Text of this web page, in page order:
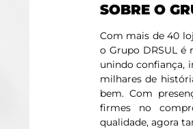
SOBRE O
Com mais de 40
o Grupo DRSUL
unindo confiança,
milhares de
bem. Com
firmes no
qualidade, agora